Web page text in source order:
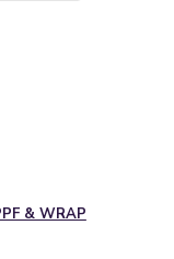
& WRAP